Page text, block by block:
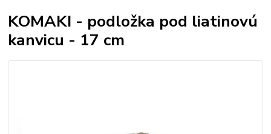
KOMAKI - podložka pod liatinovú
kanvicu - 17 cm